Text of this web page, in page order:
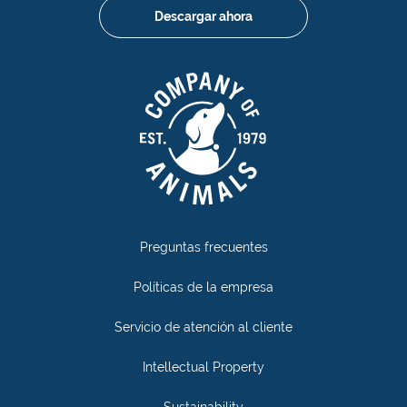
Preguntas frecuentes
Políticas de la empresa
Servicio de atención al cliente
Intellectual Property
Descargar ahora